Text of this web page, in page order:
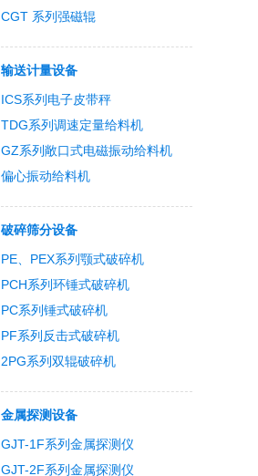
CGT 系列强磁辊
输送计量设备
ICS系列电子皮带秤
TDG系列调速定量给料机
GZ系列敞口式电磁振动给料机
偏心振动给料机
破碎筛分设备
PE、PEX系列颚式破碎机
PCH系列环锤式破碎机
PC系列锤式破碎机
PF系列反击式破碎机
2PG系列双辊破碎机
金属探测设备
GJT-1F系列金属探测仪
GJT-2F系列金属探测仪